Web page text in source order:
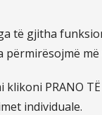
të gjitha
PRANO TË
individuale.